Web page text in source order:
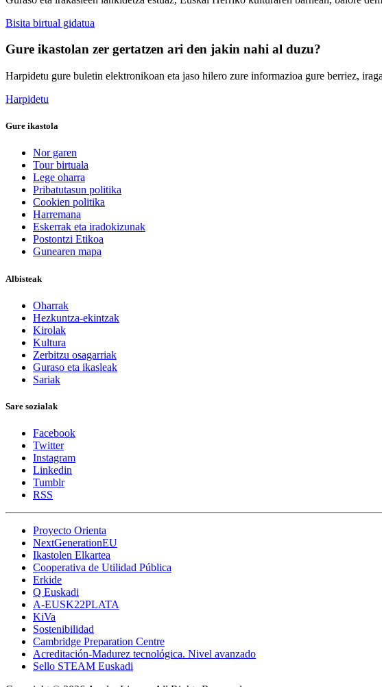
Bisita birtual gidatua
Gure ikastolan zer gertatzen ari den jakin nahi al duzu?
Harpidetu gure buletin elektronikoan eta jaso hilero zure informazioa gure berriez,
Harpidetu
Gure ikastola
Nor garen
Tour birtuala
Lege oharra
Pribatutasun politika
Cookien politika
Harremana
Eskerrak eta iradokizunak
Postontzi Etikoa
Gunearen mapa
Albisteak
Oharrak
Hezkuntza-ekintzak
Kirolak
Kultura
Zerbitzu osagarriak
Guraso eta ikasleak
Sariak
Sare sozialak
Facebook
Twitter
Instagram
Linkedin
Tumblr
RSS
Proyecto Orienta
NextGenerationEU
Ikastolen Elkartea
Cooperativa de Utilidad Pública
Erkide
Q Euskadi
A-EUSK22PLATA
KiVa
Sostenibilidad
Cambridge Preparation Centre
Acreditación-Madurez tecnológica. Nivel avanzado
Sello STEAM Euskadi